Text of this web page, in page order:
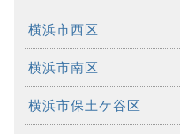
横浜市西区
横浜市南区
横浜市保土ケ谷区